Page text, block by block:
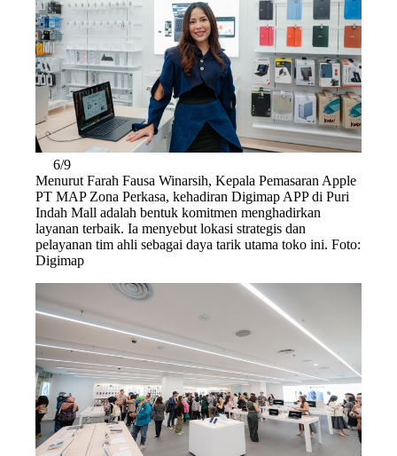
6/9
Menurut Farah Fausa Winarsih, Kepala Pemasaran Apple
PT MAP Zona Perkasa, kehadiran Digimap APP di Puri
Indah Mall adalah bentuk komitmen menghadirkan
layanan terbaik. Ia menyebut lokasi strategis dan
pelayanan tim ahli sebagai daya tarik utama toko ini. Foto:
Digimap